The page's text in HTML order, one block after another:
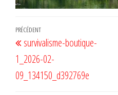
Navigation
de
l’article
Article
précédent
PRÉCÉDENT
survivalisme-boutique-
1_2026-02-
09_134150_d392769e